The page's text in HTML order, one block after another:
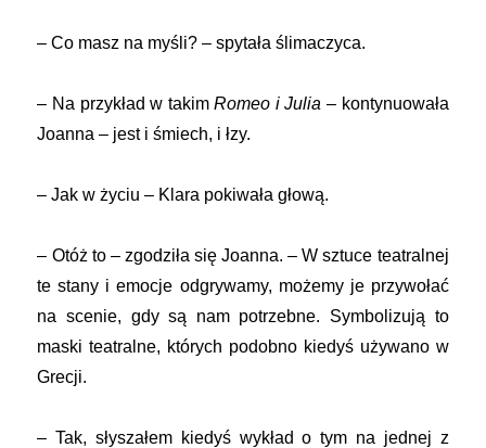
– Co masz na myśli? – spytała ślimaczyca.
– Na przykład w takimRomeo i Julia – kontynuowała
Joanna – jest i śmiech, i łzy.
– Jak w życiu – Klara pokiwała głową.
– Otóż to – zgodziła się Joanna. – W sztuce teatralnej
te stany i emocje odgrywamy, możemy je przywołać
na scenie, gdy są nam potrzebne. Symbolizują to
maski teatralne, których podobno kiedyś używano w
Grecji.
– Tak, słyszałem kiedyś wykład o tym na jednej z